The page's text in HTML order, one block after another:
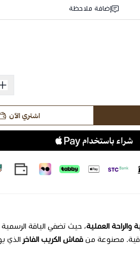
إضافة ملاحظة
اشتري الآن
والراحة العملية، حيث تضفي الياقة الرسمية
مصنوعة من قماش الكريب الفاخر الذي